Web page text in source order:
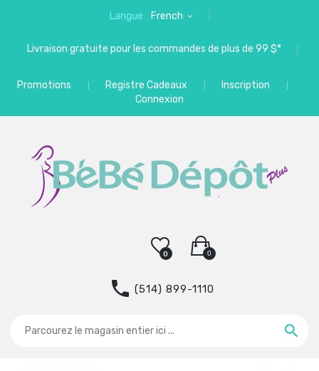
Langue French
Livraison gratuite pour les commandes de plus de 99 $*
Promotions Registre Cadeaux
Inscription
Connexion
0
0
(514) 899-1110